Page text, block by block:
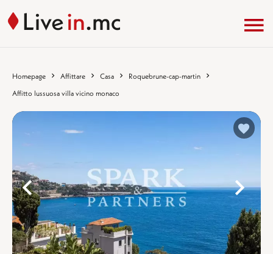
Homepage Affittare Casa
Roquebrune-cap-martin
Affitto lussuosa villa vicino monaco
%}